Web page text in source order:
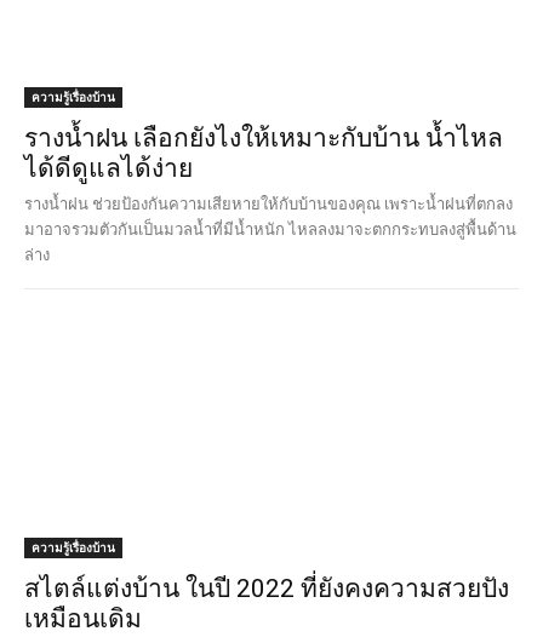
ความรู้เรื่องบ้าน
รางน้ำฝน เลือกยังไงให้เหมาะกับบ้าน น้ำไหล
ได้ดีดูแลได้ง่าย
รางน้ำฝน ช่วยป้องกันความเสียหายให้กับบ้านของคุณ เพราะน้ำฝนที่ตกลง
มาอาจรวมตัวกันเป็นมวลน้ำที่มีน้ำหนัก ไหลลงมาจะตกกระทบลงสู่พื้นด้าน
ล่าง
ความรู้เรื่องบ้าน
สไตล์แต่งบ้าน ในปี 2022 ที่ยังคงความสวยปัง
เหมือนเดิม